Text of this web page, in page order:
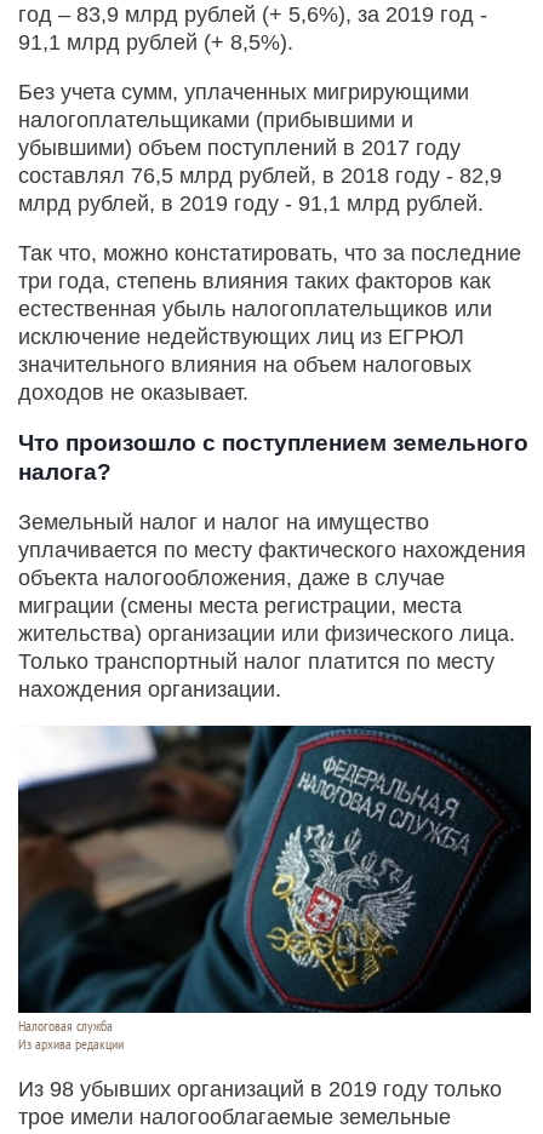
год – 83,9 млрд рублей (+ 5,6%), за 2019 год -
91,1 млрд рублей (+ 8,5%).
Без учета сумм, уплаченных мигрирующими
налогоплательщиками (прибывшими и
убывшими) объем поступлений в 2017 году
составлял 76,5 млрд рублей, в 2018 году - 82,9
млрд рублей, в 2019 году - 91,1 млрд рублей.
Так что, можно констатировать, что за последние
три года, степень влияния таких факторов как
естественная убыль налогоплательщиков или
исключение недействующих лиц из ЕГРЮЛ
значительного влияния на объем налоговых
доходов не оказывает.
Что произошло с поступлением земельного
налога?
Земельный налог и налог на имущество
уплачивается по месту фактического нахождения
объекта налогообложения, даже в случае
миграции (смены места регистрации, места
жительства) организации или физического лица.
Только транспортный налог платится по месту
нахождения организации.
Налоговая служба
Из архива редакции
Из 98 убывших организаций в 2019 году только
трое имели налогооблагаемые земельные